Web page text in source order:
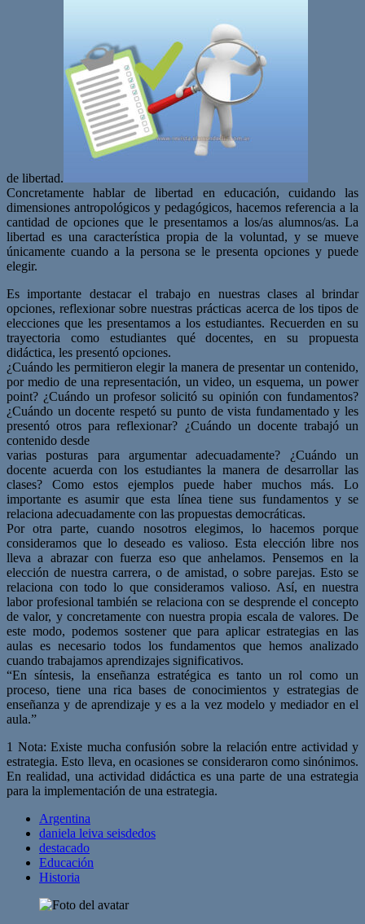
de libertad.
Concretamente hablar de libertad en educación, cuidando las
dimensiones antropológicos y pedagógicos, hacemos referencia a la
cantidad de opciones que le presentamos a los/as alumnos/as. La
libertad es una característica propia de la voluntad, y se mueve
únicamente cuando a la persona se le presenta opciones y puede
elegir.
Es importante destacar el trabajo en nuestras clases al brindar
opciones, reflexionar sobre nuestras prácticas acerca de los tipos de
elecciones que les presentamos a los estudiantes. Recuerden en su
trayectoria como estudiantes qué docentes, en su propuesta
didáctica, les presentó opciones.
¿Cuándo les permitieron elegir la manera de presentar un contenido,
por medio de una representación, un video, un esquema, un power
point? ¿Cuándo un profesor solicitó su opinión con fundamentos?
¿Cuándo un docente respetó su punto de vista fundamentado y les
presentó otros para reflexionar? ¿Cuándo un docente trabajó un
contenido desde
varias posturas para argumentar adecuadamente? ¿Cuándo un
docente acuerda con los estudiantes la manera de desarrollar las
clases? Como estos ejemplos puede haber muchos más. Lo
importante es asumir que esta línea tiene sus fundamentos y se
relaciona adecuadamente con las propuestas democráticas.
Por otra parte, cuando nosotros elegimos, lo hacemos porque
consideramos que lo deseado es valioso. Esta elección libre nos
lleva a abrazar con fuerza eso que anhelamos. Pensemos en la
elección de nuestra carrera, o de amistad, o sobre parejas. Esto se
relaciona con todo lo que consideramos valioso. Así, en nuestra
labor profesional también se relaciona con se desprende el concepto
de valor, y concretamente con nuestra propia escala de valores. De
este modo, podemos sostener que para aplicar estrategias en las
aulas es necesario todos los fundamentos que hemos analizado
cuando trabajamos aprendizajes significativos.
“En síntesis, la enseñanza estratégica es tanto un rol como un
proceso, tiene una rica bases de conocimientos y estrategias de
enseñanza y de aprendizaje y es a la vez modelo y mediador en el
aula.”
1 Nota: Existe mucha confusión sobre la relación entre actividad y
estrategia. Esto lleva, en ocasiones se consideraron como sinónimos.
En realidad, una actividad didáctica es una parte de una estrategia
para la implementación de una estrategia.
Argentina
daniela leiva seisdedos
destacado
Educación
Historia